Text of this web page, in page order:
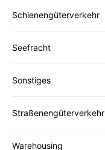
Schienengüterverkehr
Seefracht
Sonstiges
Straßenengüterverkehr
Warehousing